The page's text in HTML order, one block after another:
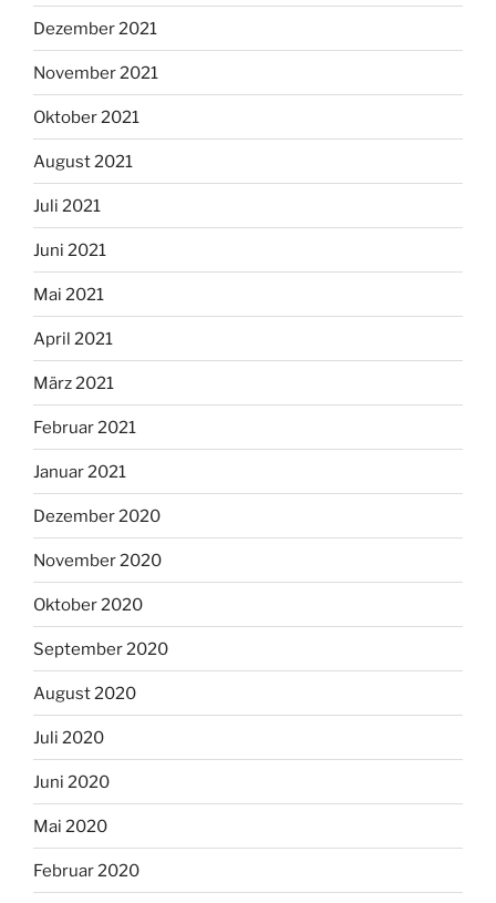
Dezember 2021
November 2021
Oktober 2021
August 2021
Juli 2021
Juni 2021
Mai 2021
April 2021
März 2021
Februar 2021
Januar 2021
Dezember 2020
November 2020
Oktober 2020
September 2020
August 2020
Juli 2020
Juni 2020
Mai 2020
Februar 2020